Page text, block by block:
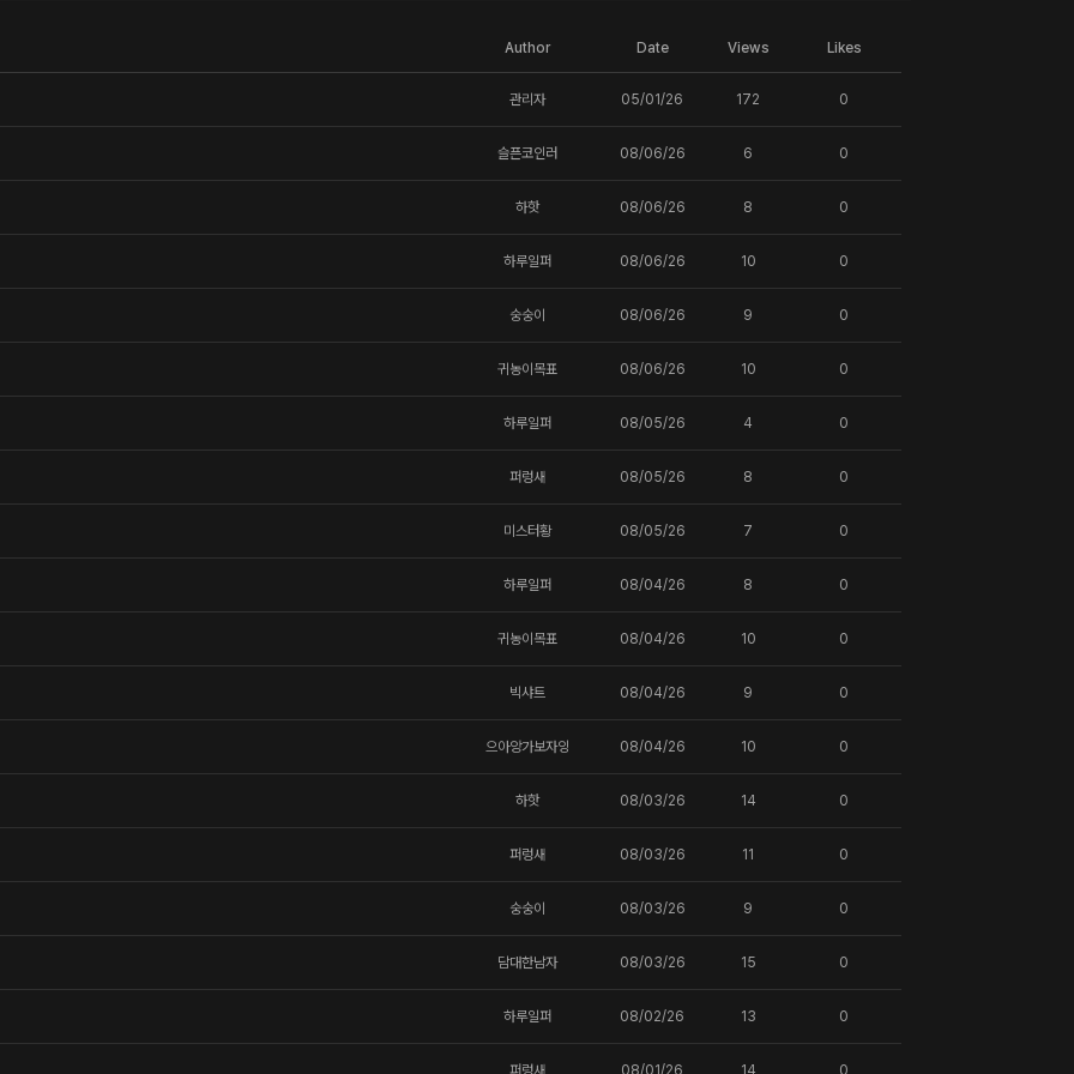
Author Date Views Likes
관리자 05/01/26 172 0
슬픈코인러 08/06/26 6 0
하핫 08/06/26 8 0
하루일퍼 08/06/26 10 0
숭숭이 08/06/26 9 0
귀농이목표 08/06/26 10 0
하루일퍼 08/05/26 4 0
퍼렁새 08/05/26 8 0
미스터황 08/05/26 7 0
하루일퍼 08/04/26 8 0
귀농이목표 08/04/26 10 0
빅샤트 08/04/26 9 0
으아앙가보자잉 08/04/26 10 0
하핫 08/03/26 14 0
퍼렁새 08/03/26 11 0
숭숭이 08/03/26 9 0
담대한남자 08/03/26 15 0
하루일퍼 08/02/26 13 0
퍼렁새 08/01/26 14 0